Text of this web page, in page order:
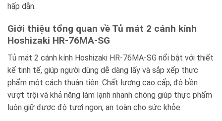
hấp dẫn.
Giới thiệu tổng quan về Tủ mát 2 cánh kính
Hoshizaki HR-76MA-SG
Tủ mát 2 cánh kính Hoshizaki HR-76MA-SG nổi bật với thiết
kế tinh tế, giúp người dùng dễ dàng lấy và sắp xếp thực
phẩm một cách thuận tiện. Chất lượng cao cấp, độ bền
vượt trội và khả năng làm lạnh nhanh chóng giúp thực phẩm
luôn giữ được độ tươi ngon, an toàn cho sức khỏe.